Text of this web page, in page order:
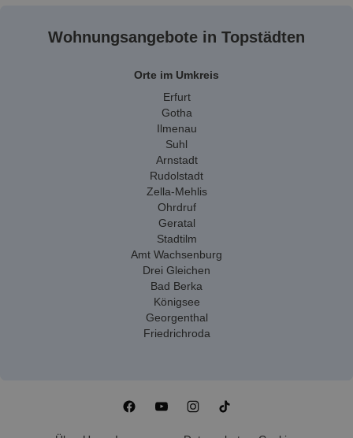
Wohnungsangebote in Topstädten
Orte im Umkreis
Erfurt
Gotha
Ilmenau
Suhl
Arnstadt
Rudolstadt
Zella-Mehlis
Ohrdruf
Geratal
Stadtilm
Amt Wachsenburg
Drei Gleichen
Bad Berka
Königsee
Georgenthal
Friedrichroda